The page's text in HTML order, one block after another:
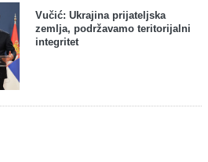
Vučić: Ukrajina prijateljska
zemlja, podržavamo teritorijalni
integritet